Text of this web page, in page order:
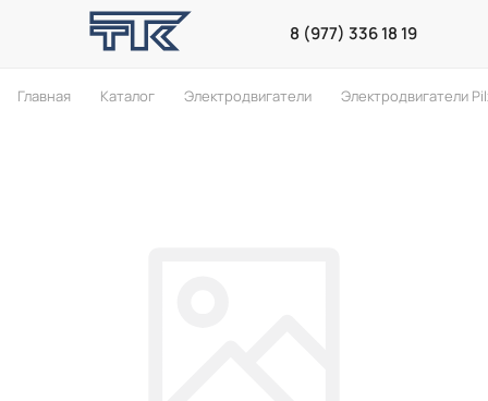
8 (977) 336 18 19
Главная Каталог Электродвигатели Электродвигатели